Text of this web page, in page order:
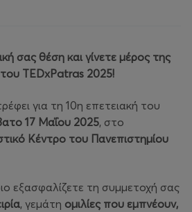
σας θέση και γίνετε μέρος της
του TEDxPatras 2025!
για τη 10η επετειακή του
17 Μαΐου 2025, στο
Κέντρο του Πανεπιστημίου
εξασφαλίζετε τη συμμετοχή σας
, γεμάτη ομιλίες που εμπνέουν,